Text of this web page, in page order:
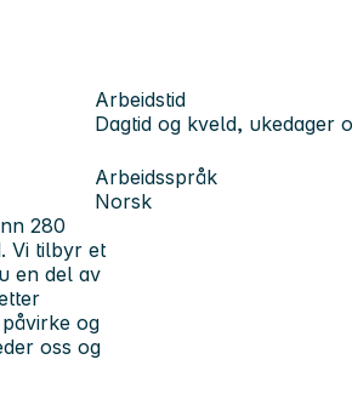
Arbeidstid
Dagtid og kveld, ukedager
Arbeidsspråk
Norsk
280
Vi tilbyr et
en del av
og
oss og